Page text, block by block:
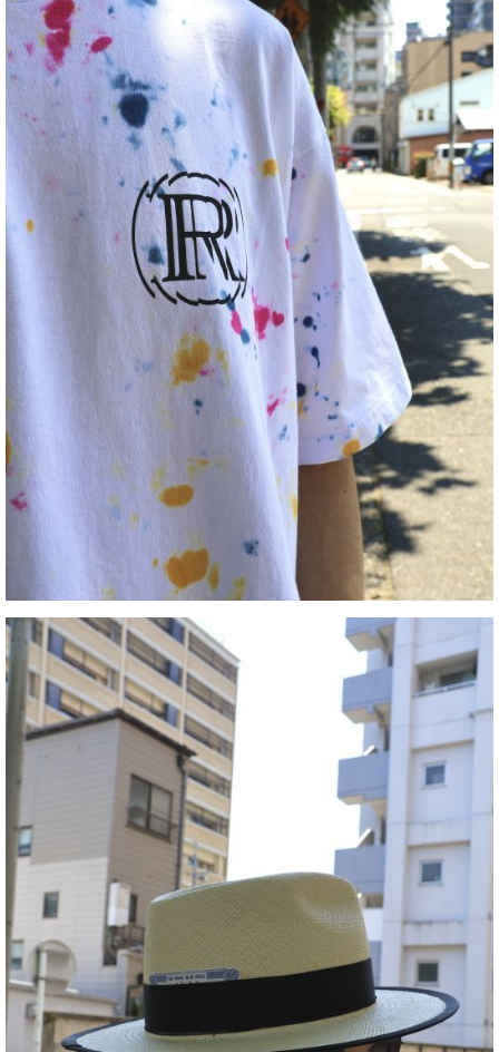
MASSES スタイリング
MINEDENIM スタイリング
NEW ERA スタイリング
NICK GEAR スタイリング
NOCHINO OPTICAL スタイリング
nonnative スタイリング
OLD JOE スタイリング
OOFOS スタイリング
PORKCHOP GARAGE SUPPLY スタイリング
RADIALL スタイリング
RATS スタイリング
rig FOOTWEAR スタイリング
ROTTWEILER スタイリング
STANDARD CALIFORNIA スタイリング
THE H.W.DOG&CO. スタイリング
TOMWOOD スタイリング
VANS スタイリング
VARIEGATOR スタイリング